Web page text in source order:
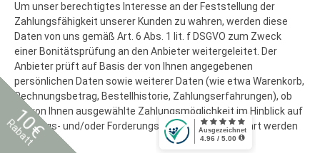
Um unser berechtigtes Interesse an der Feststellung der
Zahlungsfähigkeit unserer Kunden zu wahren, werden diese
Daten von uns gemäß Art. 6 Abs. 1 lit. f DSGVO zum Zweck
einer Bonitätsprüfung an den Anbieter weitergeleitet. Der
Anbieter prüft auf Basis der von Ihnen angegebenen
persönlichen Daten sowie weiterer Daten (wie etwa Warenkorb,
Rechnungsbetrag, Bestellhistorie, Zahlungserfahrungen), ob
die von Ihnen ausgewählte Zahlungsmöglichkeit im Hinblick auf
Zahlungs- und/oder Forderungsausfallrisiken gewährt werden
kann.
10€
Rabatt